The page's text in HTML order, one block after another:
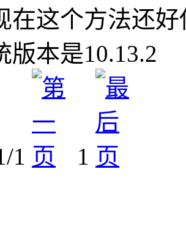
在这个方法还
版本是10.13.2
1 1